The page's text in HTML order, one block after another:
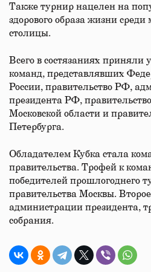
Также турнир нацелен на
здорового образа жизни среди
столицы.
Всего в состязаниях приняли
команд, представлявших
России, правительство РФ,
президента РФ,
Московской области и
Петербурга.
Обладателем Кубка стала
правительства. Трофей к
победителей прошлогоднего
правительства Москвы.
администрации президента,
собрания.